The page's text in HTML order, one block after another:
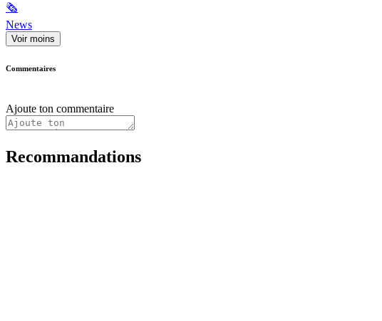
🗞
News
Voir moins
Commentaires
Ajoute ton commentaire
Recommandations